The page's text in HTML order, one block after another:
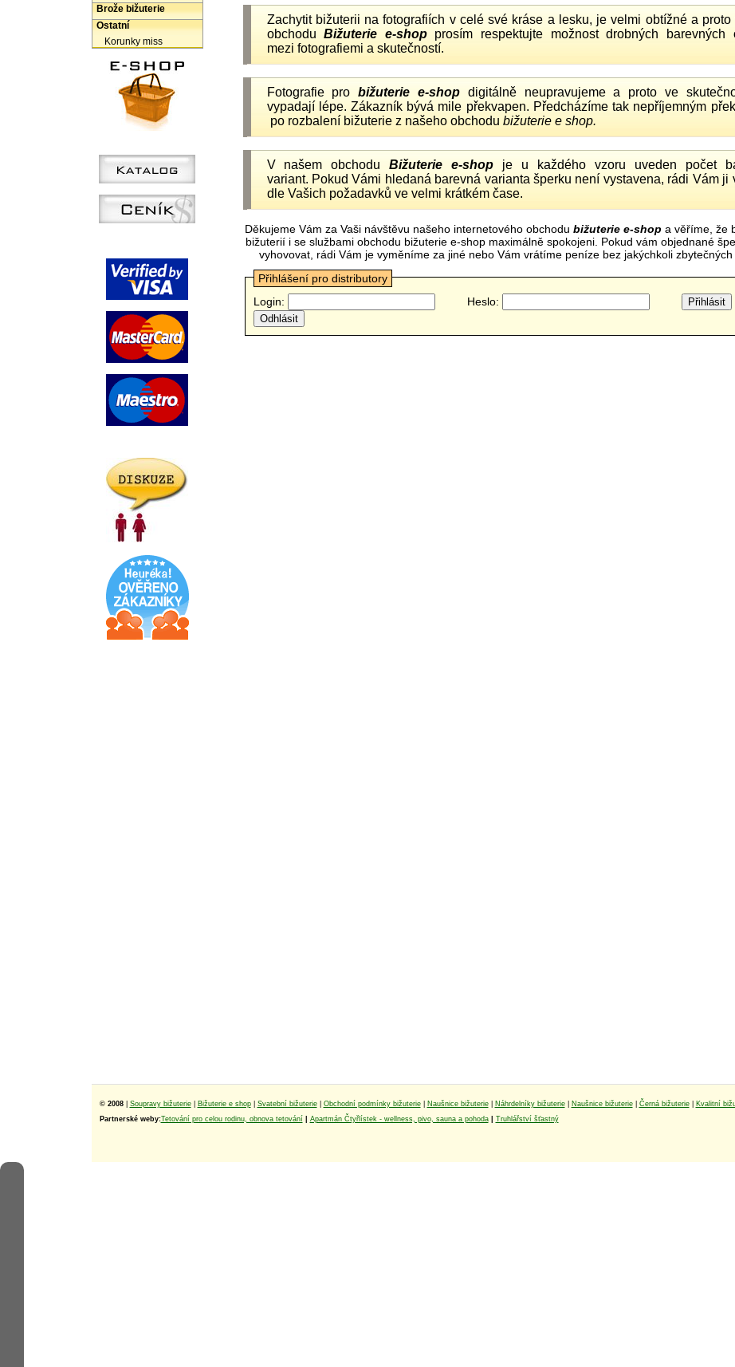
Brože bižuterie
Ostatní
Korunky miss
Zachytit bižuterii na fotografiích v celé své kráse a lesku, je velmi obtížné a proto
obchoduBižuterie e-shopprosím respektujte možnost drobných barevných
mezi fotografiemi a skutečností.
Fotografie probižuterie e-shopdigitálně neupravujeme a proto ve
vypadají lépe. Zákazník bývá mile překvapen. Předcházíme tak nepříjemným
po rozbalení bižuterie z našeho obchodu bižuterie e shop.
V našem obchoduBižuterie e-shop je u každého vzoru uveden počet
variant. Pokud Vámi hledaná barevná varianta šperku není vystavena, rádi Vám ji
dle Vašich požadavků ve velmi krátkém čase.
Děkujeme Vám za Vaši návštěvu našeho internetového obchodu bižuterie e-shop a věříme, že
bižuterií i se službami obchodu bižuterie e-shop maximálně spokojeni. Pokud vám objednané
vyhovovat, rádi Vám je vyměníme za jiné nebo Vám vrátíme peníze bez jakýchkoli
Přihlášení pro distributory
Login:
Heslo:
© 2008 Soupravy bižuterie| Bižuterie e shop| Svatební bižuterie| Obchodní podmínky bižuterie| Naušnice bižuterie| Náhrdelníky bižuterie| Naušnice bižuterie| Černá bižuterie|
Kvalitní
Partnerské weby:Tetování pro celou rodinu, obnova tetování Apartmán Čtyřlístek - wellness, pivo, sauna a pohoda| Truhlářství šťastný